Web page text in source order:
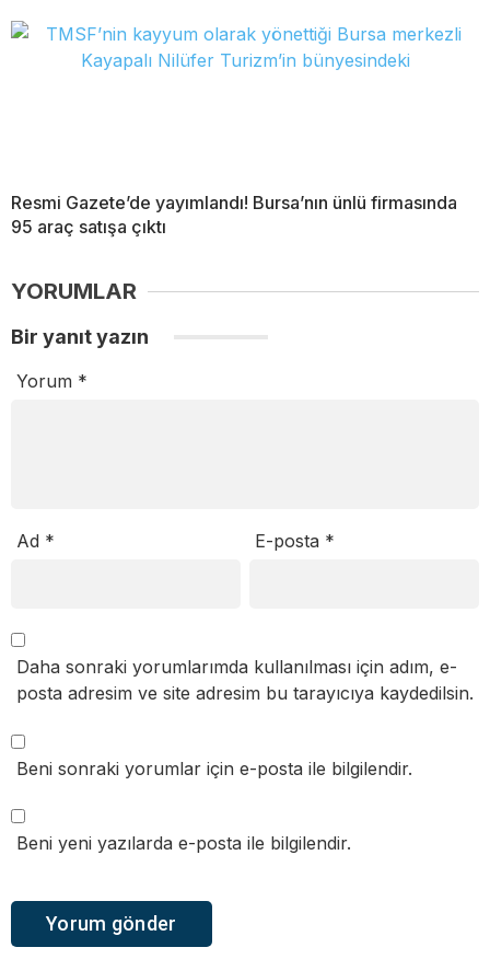
Resmi Gazete’de yayımlandı! Bursa’nın ünlü firmasında
95 araç satışa çıktı
YORUMLAR
Bir yanıt yazın
Yorum *
Ad * E-posta *
Daha sonraki yorumlarımda kullanılması için adım, e-
posta adresim ve site adresim bu tarayıcıya kaydedilsin.
Beni sonraki yorumlar için e-posta ile bilgilendir.
Beni yeni yazılarda e-posta ile bilgilendir.